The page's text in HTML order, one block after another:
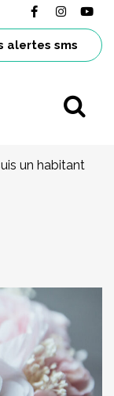
Lien vers le
Lien
alertes sms
Lons (64)
un habitant